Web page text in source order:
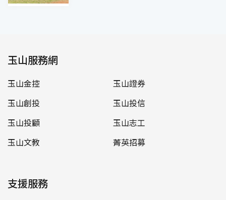
玉山服務網
玉山金控
玉山證券
玉山創投
玉山投信
玉山投顧
玉山志工
玉山文教
菁英招募
支援服務